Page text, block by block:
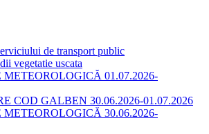
de transport public
vegetatie uscata
01.07.2026-
COD GALBEN 30.06.2026-01.07.2026
30.06.2026-